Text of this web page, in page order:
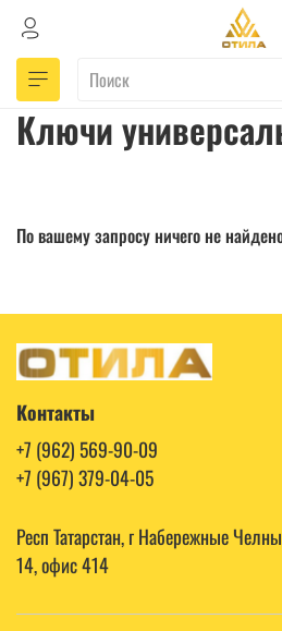
Ключи
По вашему запросу ничего не
Контакты
+7 (962) 569-90-09
+7 (967) 379-04-05
Респ Татарстан, г Набережные
14, офис 414